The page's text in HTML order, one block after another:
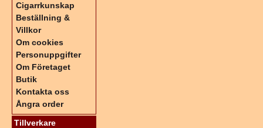
Cigarrkunskap
Beställning &
Villkor
Om cookies
Personuppgifter
Om Företaget
Butik
Kontakta oss
Ångra order
Tillverkare